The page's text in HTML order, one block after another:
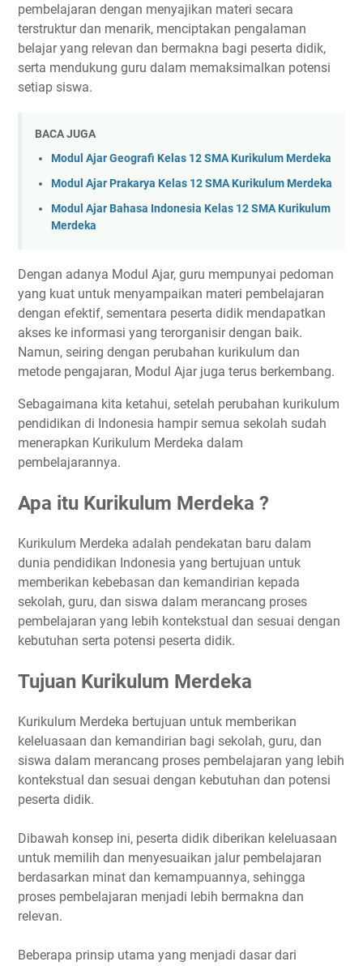
pembelajaran dengan menyajikan materi secara
terstruktur dan menarik, menciptakan pengalaman
belajar yang relevan dan bermakna bagi peserta didik,
serta mendukung guru dalam memaksimalkan potensi
setiap siswa.
BACA JUGA
Modul Ajar Geografi Kelas 12 SMA Kurikulum Merdeka
Modul Ajar Prakarya Kelas 12 SMA Kurikulum Merdeka
Modul Ajar Bahasa Indonesia Kelas 12 SMA Kurikulum
Merdeka
Dengan adanya Modul Ajar, guru mempunyai pedoman
yang kuat untuk menyampaikan materi pembelajaran
dengan efektif, sementara peserta didik mendapatkan
akses ke informasi yang terorganisir dengan baik.
Namun, seiring dengan perubahan kurikulum dan
metode pengajaran, Modul Ajar juga terus berkembang.
Sebagaimana kita ketahui, setelah perubahan kurikulum
pendidikan di Indonesia hampir semua sekolah sudah
menerapkan Kurikulum Merdeka dalam
pembelajarannya.
Apa itu Kurikulum Merdeka ?
Kurikulum Merdeka adalah pendekatan baru dalam
dunia pendidikan Indonesia yang bertujuan untuk
memberikan kebebasan dan kemandirian kepada
sekolah, guru, dan siswa dalam merancang proses
pembelajaran yang lebih kontekstual dan sesuai dengan
kebutuhan serta potensi peserta didik.
Tujuan Kurikulum Merdeka
Kurikulum Merdeka bertujuan untuk memberikan
keleluasaan dan kemandirian bagi sekolah, guru, dan
siswa dalam merancang proses pembelajaran yang lebih
kontekstual dan sesuai dengan kebutuhan dan potensi
peserta didik.
Dibawah konsep ini, peserta didik diberikan keleluasaan
untuk memilih dan menyesuaikan jalur pembelajaran
berdasarkan minat dan kemampuannya, sehingga
proses pembelajaran menjadi lebih bermakna dan
relevan.
Beberapa prinsip utama yang menjadi dasar dari